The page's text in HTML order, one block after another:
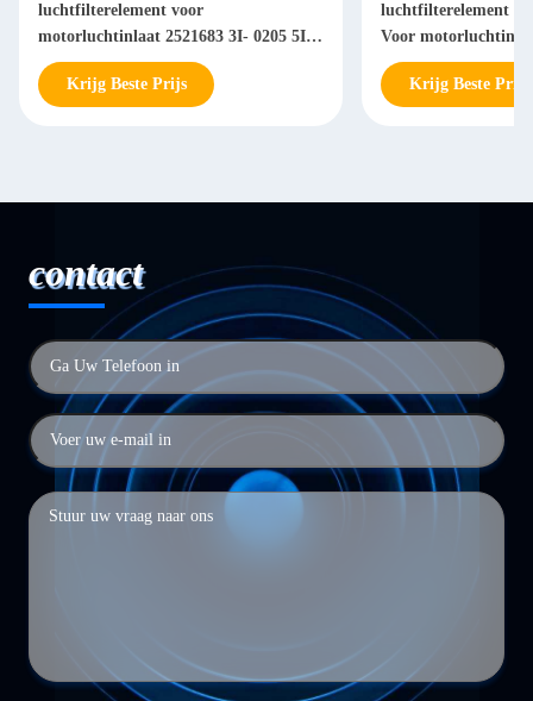
luchtfilterelement voor
motorluchtinlaat 2521683 3I- 0205 5I-
5208
Krijg Beste Prijs
luchtfilterelement
Voor
Krijg Beste Prijs
contact